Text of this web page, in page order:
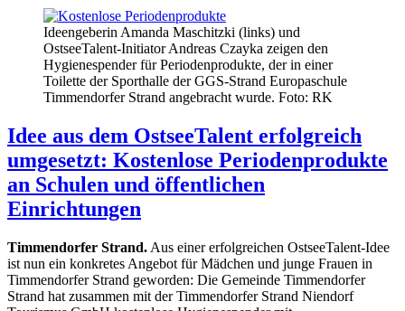
Ideengeberin Amanda Maschitzki (links) und
OstseeTalent-Initiator Andreas Czayka zeigen den
Hygienespender für Periodenprodukte, der in einer
Toilette der Sporthalle der GGS-Strand Europaschule
Timmendorfer Strand angebracht wurde. Foto: RK
Idee aus dem OstseeTalent erfolgreich
umgesetzt: Kostenlose Periodenprodukte
an Schulen und öffentlichen
Einrichtungen
Timmendorfer Strand. Aus einer erfolgreichen OstseeTalent-Idee
ist nun ein konkretes Angebot für Mädchen und junge Frauen in
Timmendorfer Strand geworden: Die Gemeinde Timmendorfer
Strand hat zusammen mit der Timmendorfer Strand Niendorf